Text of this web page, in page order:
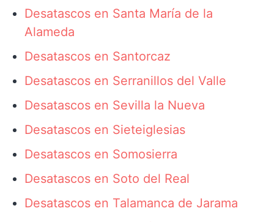
Desatascos en Santa María de la
Alameda
Desatascos en Santorcaz
Desatascos en Serranillos del Valle
Desatascos en Sevilla la Nueva
Desatascos en Sieteiglesias
Desatascos en Somosierra
Desatascos en Soto del Real
Desatascos en Talamanca de Jarama